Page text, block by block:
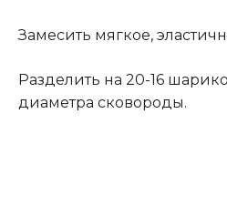
Замесить мягкое,
Разделить на 20-16
диаметра сковороды.